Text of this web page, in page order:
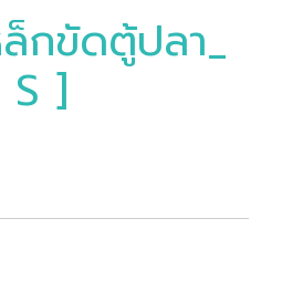
กขัดตู้ปลา_
]